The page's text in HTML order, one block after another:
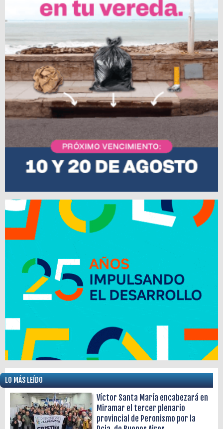
LO MÁS LEÍDO
Víctor Santa María encabezará en
Miramar el tercer plenario
provincial de Peronismo por la